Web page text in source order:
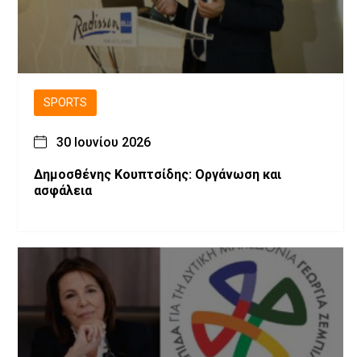
SPORTS
30 Ιουνίου 2026
Δημοσθένης Κουπτσίδης: Οργάνωση και
ασφάλεια